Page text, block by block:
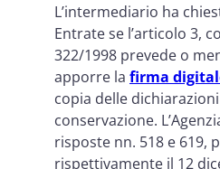
L’intermediario ha
Entrate se l’articolo 3,
322/1998 prevede o
apporre la firma
copia delle
conservazione.
risposte nn. 518 e 619,
rispettivamente il 12